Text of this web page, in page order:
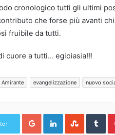
cronologico tutti gli ultimi
che forse più avanti
fruibile da tutti.
cuore a tutti… egioiasia!!!
Amirante evangelizzazione nuovo
Google+LinkedIn